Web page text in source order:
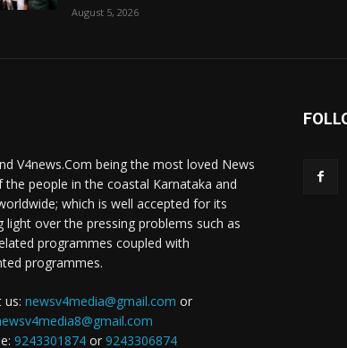
August 5, 2026
V4news.Com being the most loved News
the people in the coastal Karnataka and
which is well accepted for its
light over the pressing problems such as
programmes coupled with
programmes.
us: newsv4media@gmail.com or
9243301874 or 9243306874